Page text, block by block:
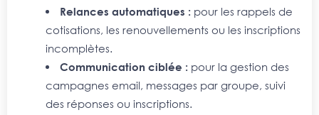
Relances automatiques : pour les rappels de
cotisations, les renouvellements ou les inscriptions
incomplètes.
Communication ciblée : pour la gestion des
campagnes email, messages par groupe, suivi
des réponses ou inscriptions.